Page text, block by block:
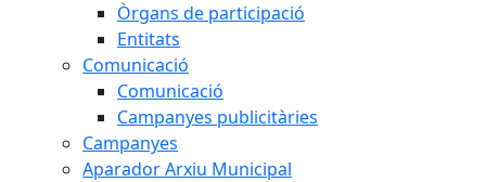
Òrgans de participació
Entitats
Comunicació
Comunicació
Campanyes publicitàries
Campanyes
Aparador Arxiu Municipal